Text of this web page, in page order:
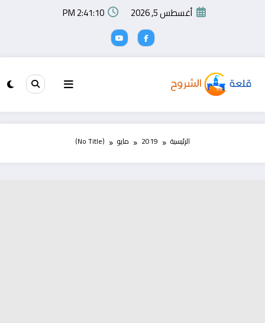
أغسطس 5, 2026 2:41:10 PM
الرئيسية 2019 مايو (No Title)